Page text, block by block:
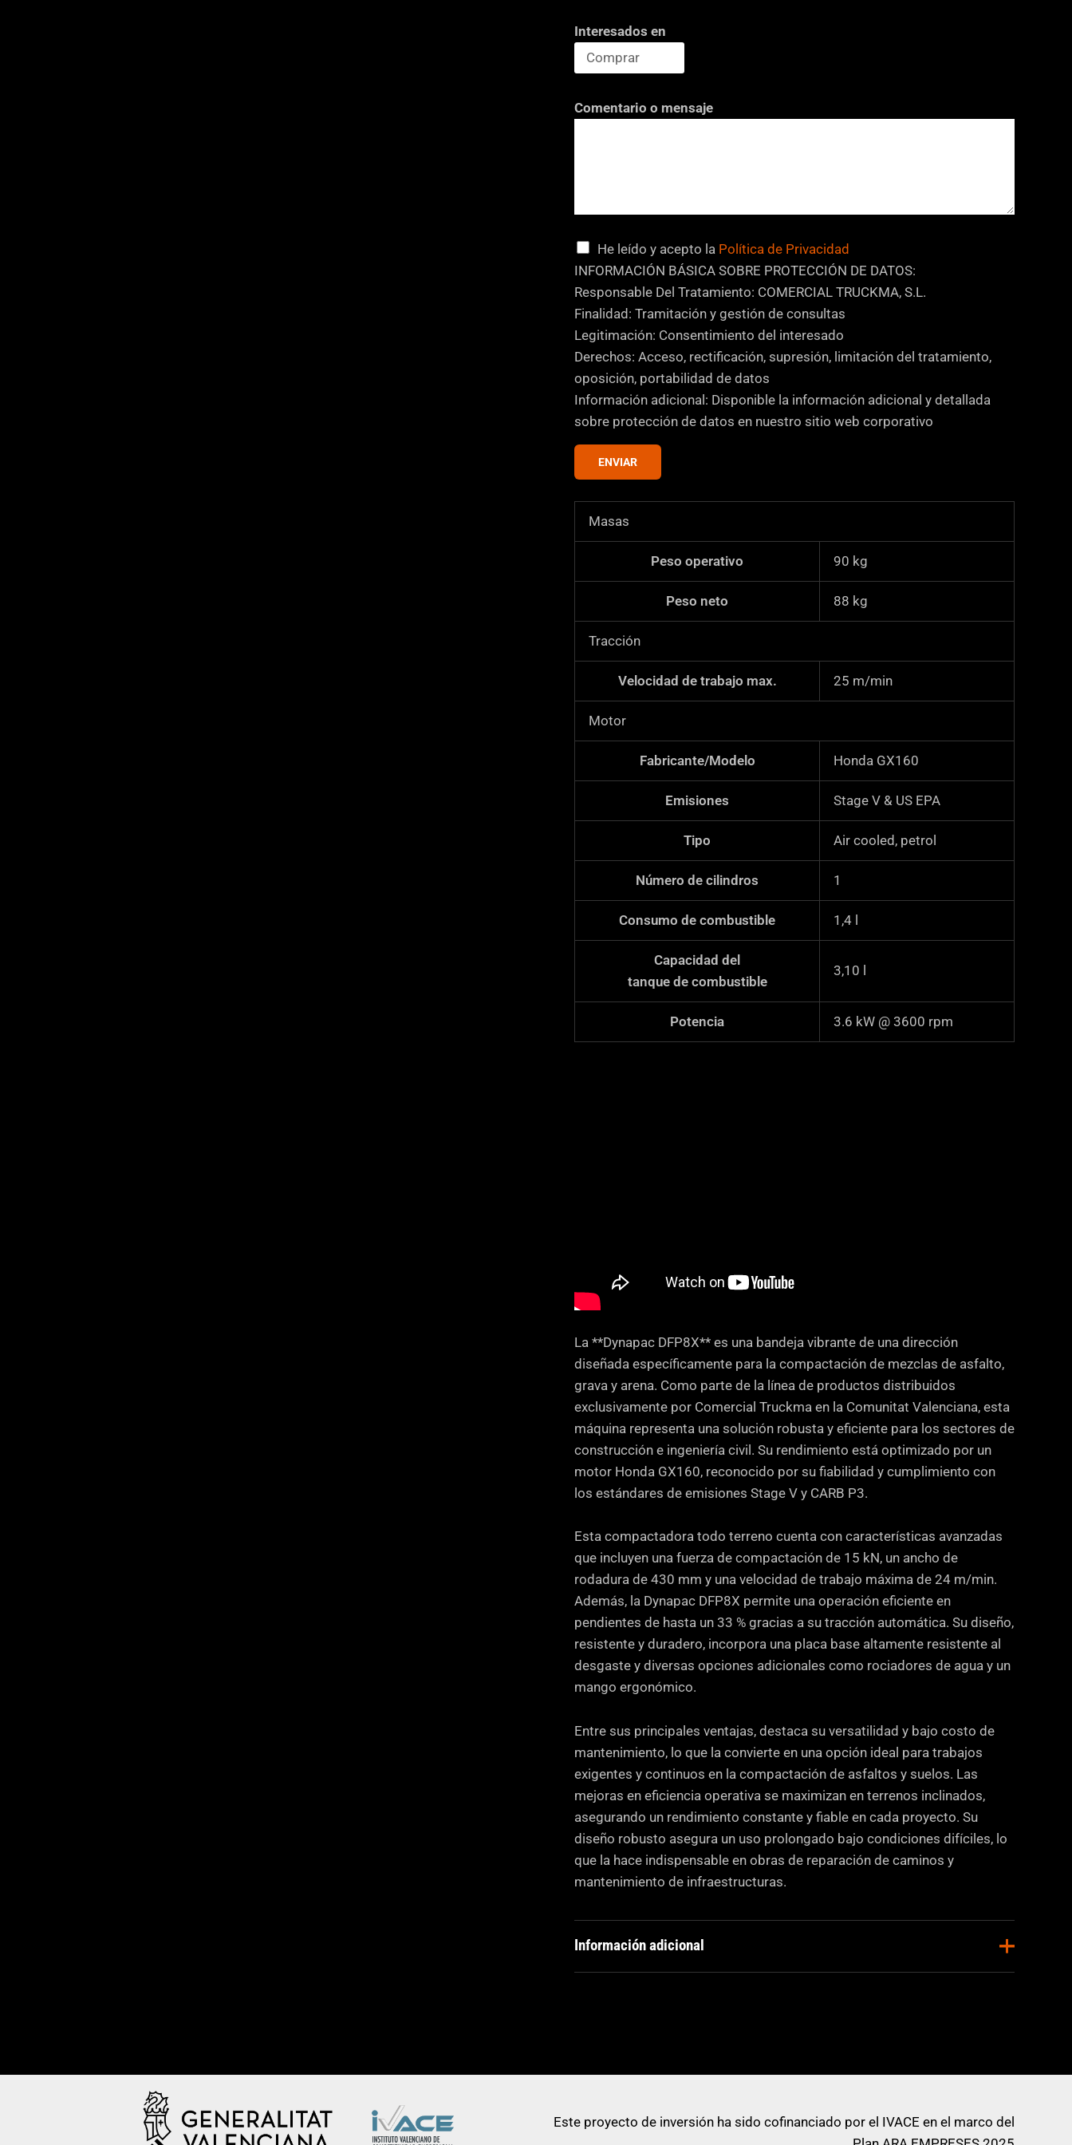
Interesados en
Comentario o mensaje
C
a
s
i
l
l
a
s
d
e
e
r
i
n
He leído y acepto la Política de Privacidad
INFORMACIÓN BÁSICA SOBRE PROTECCIÓN DE DATOS:
Responsable Del Tratamiento: COMERCIAL TRUCKMA, S.L.
Finalidad: Tramitación y gestión de consultas
Legitimación: Consentimiento del interesado
Derechos: Acceso, rectificación, supresión, limitación del tratamiento,
oposición, portabilidad de datos
Información adicional: Disponible la información adicional y detallada
sobre protección de datos en nuestro sitio web corporativo
ENVIAR
Masas
Peso operativo 90 kg
Peso neto 88 kg
Tracción
Velocidad de trabajo max. 25 m/min
Motor
Fabricante/Modelo Honda GX160
Emisiones Stage V & US EPA
Tipo Air cooled, petrol
Número de cilindros 1
Consumo de combustible 1,4
Capacidad del
tanque de combustible
3,10
Potencia 3.6 kW @ 3600 rpm
La **Dynapac DFP8X** es una bandeja vibrante de una dirección
diseñada específicamente para la compactación de mezclas de asfalto,
grava y arena. Como parte de la línea de productos distribuidos
exclusivamente por Comercial Truckma en la Comunitat Valenciana, esta
máquina representa una solución robusta y eficiente para los sectores de
construcción e ingeniería civil. Su rendimiento está optimizado por un
motor Honda GX160, reconocido por su fiabilidad y cumplimiento con
los estándares de emisiones Stage V y CARB P3.
Esta compactadora todo terreno cuenta con características avanzadas
que incluyen una fuerza de compactación de 15 kN, un ancho de
rodadura de 430 mm y una velocidad de trabajo máxima de 24 m/min.
Además, la Dynapac DFP8X permite una operación eficiente en
pendientes de hasta un 33 % gracias a su tracción automática. Su diseño,
resistente y duradero, incorpora una placa base altamente resistente al
desgaste y diversas opciones adicionales como rociadores de agua y un
mango ergonómico.
Entre sus principales ventajas, destaca su versatilidad y bajo costo de
mantenimiento, lo que la convierte en una opción ideal para trabajos
exigentes y continuos en la compactación de asfaltos y suelos. Las
mejoras en eficiencia operativa se maximizan en terrenos inclinados,
asegurando un rendimiento constante y fiable en cada proyecto. Su
diseño robusto asegura un uso prolongado bajo condiciones difíciles, lo
que la hace indispensable en obras de reparación de caminos y
mantenimiento de infraestructuras.
Información adicional
rodadura
Este proyecto de inversión ha sido cofinanciado por el IVACE en el marco del